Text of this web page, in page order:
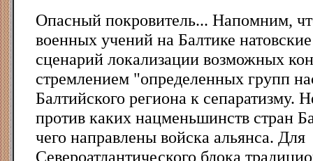
Опасный покровитель... Напомним,
военных учений на Балтике
сценарий локализации возможных
стремлением "определенных групп
Балтийского региона к сепаратизму.
против каких нацменьшинств стран
чего направлены войска альянса. Для
Североатлантического блока